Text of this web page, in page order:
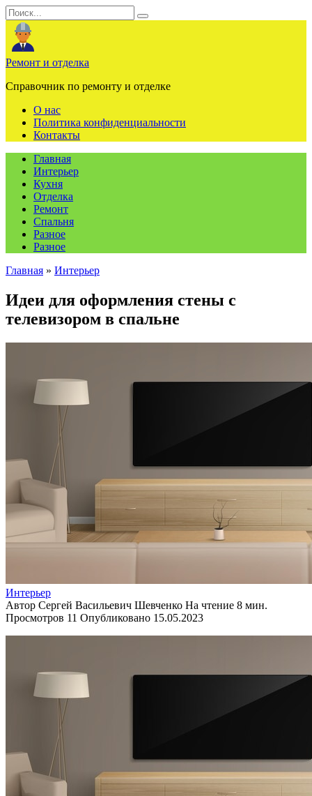
Перейти
к
содержанию
Search
for:
Ремонт и отделка
Справочник по ремонту и отделке
О нас
Политика конфиденциальности
Контакты
Главная
Интерьер
Кухня
Отделка
Ремонт
Спальня
Разное
Разное
Главная » Интерьер
Идеи для оформления стены с
телевизором в спальне
Интерьер
Автор Сергей Васильевич Шевченко На чтение 8 мин.
Просмотров 11 Опубликовано 15.05.2023